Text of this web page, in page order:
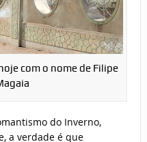
com o nome de Filipe
do Inverno,
a verdade é que